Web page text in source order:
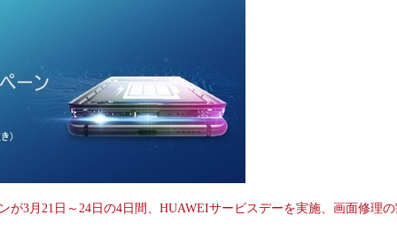
が3月21日～24日の4日間、HUAWEIサービスデーを実施、画面修理